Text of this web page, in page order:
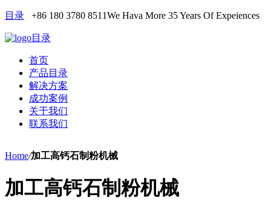
目录 +86 180 3780 8511We Hava More 35 Years Of Expeiences
目录
首页
产品目录
解决方案
成功案例
关于我们
联系我们
Home/加工高钙石制粉机械
加工高钙石制粉机械